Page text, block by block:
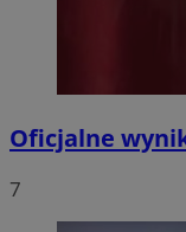
Oficjalne
7